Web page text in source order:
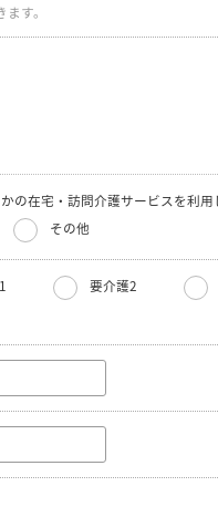
す。
の在宅・訪問介護サービスを利用
その他
要介護2